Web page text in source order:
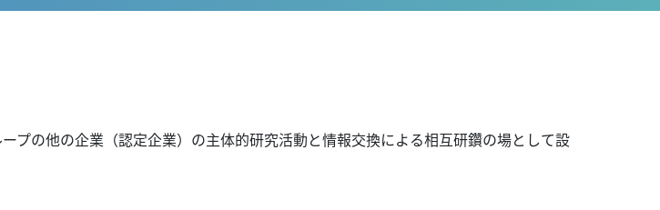
プの他の企業（認定企業）の主体的研究活動と情報交換による相互研鑽の場として設